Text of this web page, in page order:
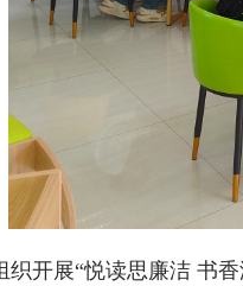
织开展“悦读思廉洁 书